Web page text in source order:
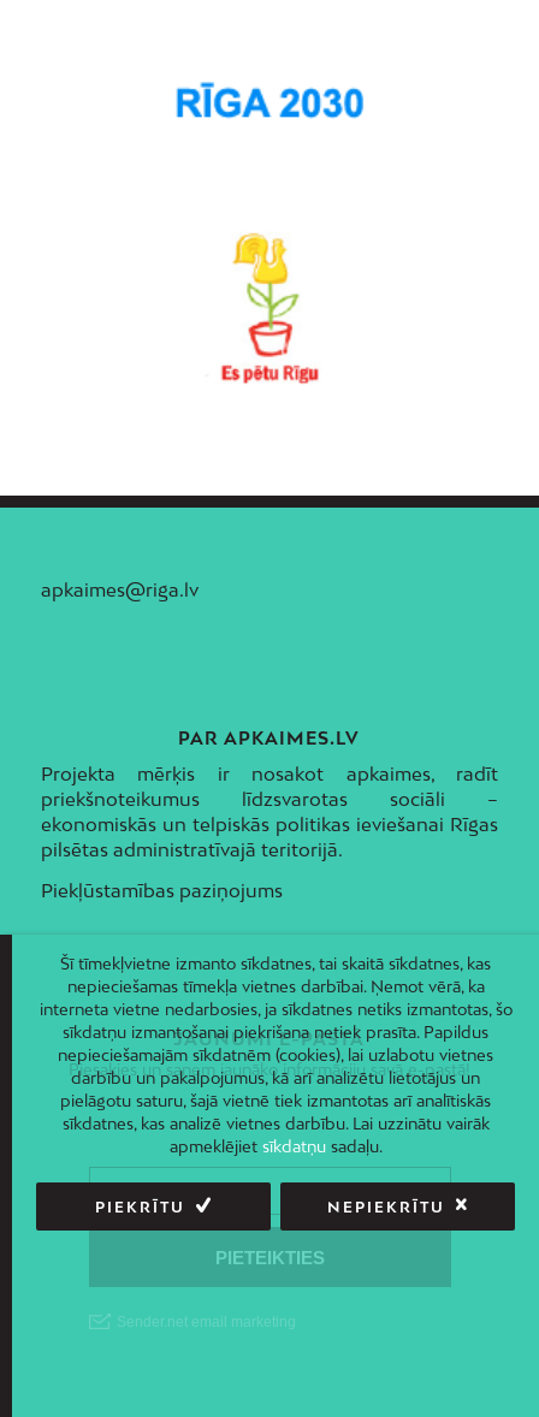
apkaimes@riga.lv
PAR APKAIMES.LV
Projekta mērķis ir nosakot apkaimes, radīt
priekšnoteikumus līdzsvarotas sociāli –
ekonomiskās un telpiskās politikas ieviešanai Rīgas
pilsētas administratīvajā teritorijā.
Piekļūstamības paziņojums
JAUNUMI E-PASTĀ
Piesakies un saņem jaunāko informāciju savā e-pastā!
Šī tīmekļvietne izmanto sīkdatnes, tai skaitā sīkdatnes, kas
nepieciešamas tīmekļa vietnes darbībai. Ņemot vērā, ka
interneta vietne nedarbosies, ja sīkdatnes netiks izmantotas, šo
sīkdatņu izmantošanai piekrišana netiek prasīta. Papildus
nepieciešamajām sīkdatnēm (cookies), lai uzlabotu vietnes
darbību un pakalpojumus, kā arī analizētu lietotājus un
pielāgotu saturu, šajā vietnē tiek izmantotas arī analītiskās
sīkdatnes, kas analizē vietnes darbību. Lai uzzinātu vairāk
apmeklējiet sīkdatņusadaļu.
PIEKRĪTU NEPIEKRĪTU